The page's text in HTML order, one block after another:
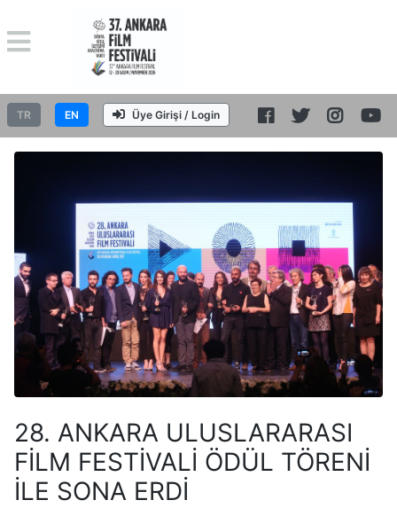
TR EN Üye Girişi / Login
28. ANKARA ULUSLARARASI
FİLM FESTİVALİ ÖDÜL TÖRENİ
İLE SONA ERDİ